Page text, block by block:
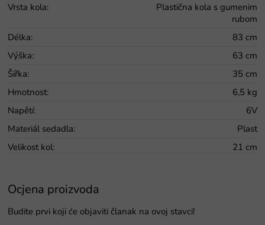
Vrsta kola:
Plastična kola s gumenim
rubom
Délka:
83 cm
Výška:
63 cm
Šířka:
35 cm
Hmotnost:
6,5 kg
Napětí:
6V
Materiál sedadla:
Plast
Velikost kol: 21 cm
Ocjena proizvoda
Budite prvi koji će objaviti članak na ovoj stavci!